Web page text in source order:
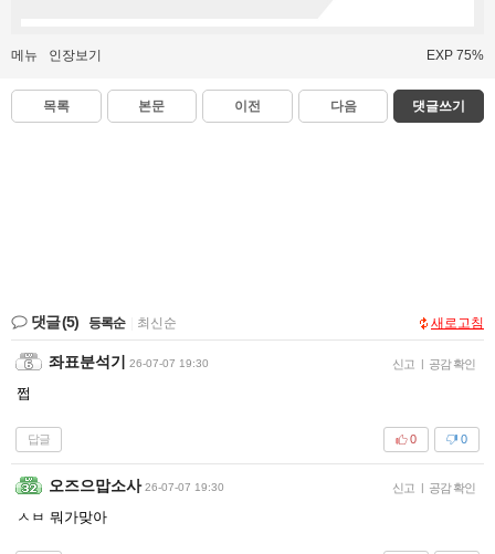
메뉴 인장보기 EXP 75%
목록 본문 이전 다음 댓글쓰기
댓글(5) 등록순 최신순 새로고침
좌표분석기 26-07-07 19:30 신고 | 공감 확인
쩝
답글 0
0
오즈으맙소사 26-07-07 19:30 신고 | 공감 확인
ㅅㅂ 뭐가맞아